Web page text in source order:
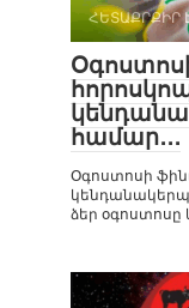
ՀԵՏԱՔՐՔԻՐ
համար․․․
Օգոստոսի
ձեր օգոստոսը